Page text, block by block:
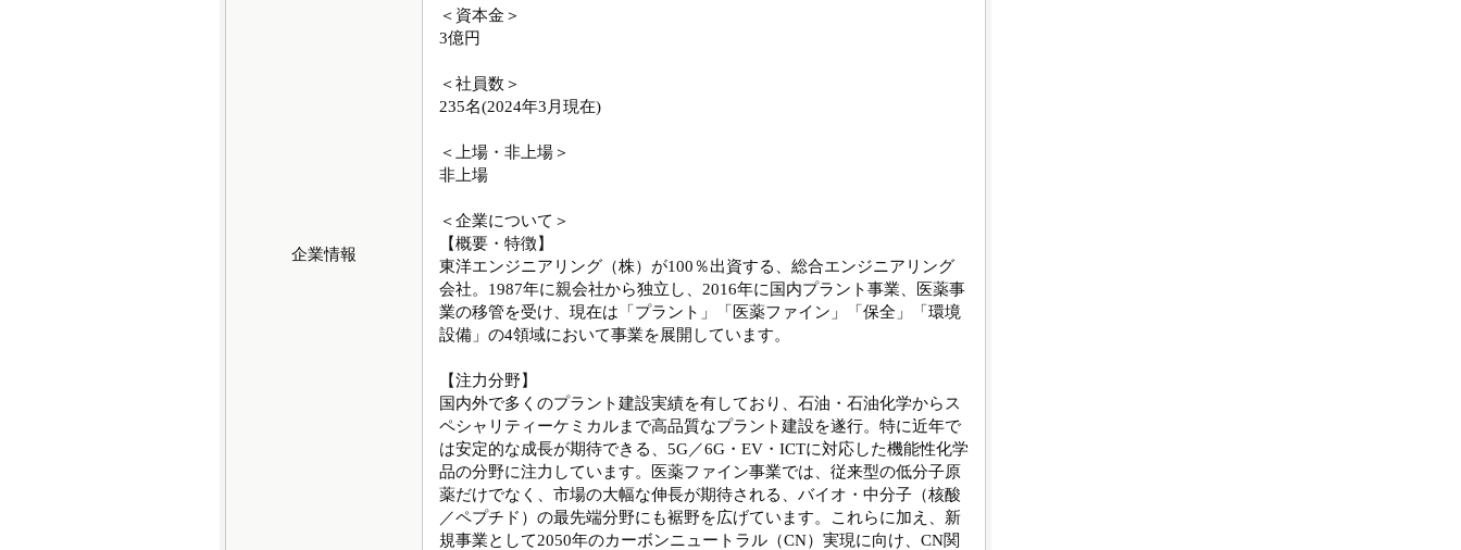
企業情報
＜資本金＞
3億円
＜社員数＞
235名(2024年3月現在)
＜上場・非上場＞
非上場
＜企業について＞
【概要・特徴】
東洋エンジニアリング（株）が100％出資する、総合エンジニアリング
会社。1987年に親会社から独立し、2016年に国内プラント事業、医薬事
業の移管を受け、現在は「プラント」「医薬ファイン」「保全」「環境
設備」の4領域において事業を展開しています。
【注力分野】
国内外で多くのプラント建設実績を有しており、石油・石油化学からス
ペシャリティーケミカルまで高品質なプラント建設を遂行。特に近年で
は安定的な成長が期待できる、5G／6G・EV・ICTに対応した機能性化学
品の分野に注力しています。医薬ファイン事業では、従来型の低分子原
薬だけでなく、市場の大幅な伸長が期待される、バイオ・中分子（核酸
／ペプチド）の最先端分野にも裾野を広げています。これらに加え、新
規事業として2050年のカーボンニュートラル（CN）実現に向け、CN関